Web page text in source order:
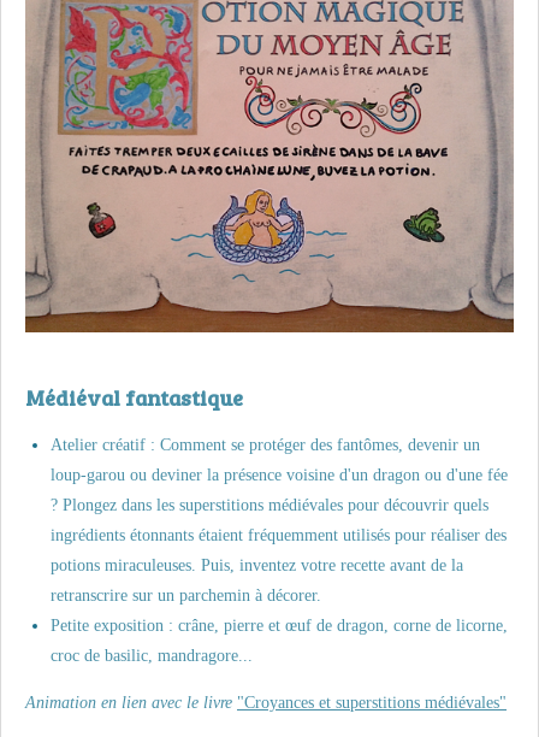
Médiéval fantastique
Atelier créatif : Comment se protéger des fantômes, devenir un
loup-garou ou deviner la présence voisine d'un dragon ou d'une fée
? Plongez dans les superstitions médiévales pour découvrir quels
ingrédients étonnants étaient fréquemment utilisés pour réaliser des
potions miraculeuses. Puis, inventez votre recette avant de la
retranscrire sur un parchemin à décorer.
Petite exposition : crâne, pierre et œuf de dragon, corne de licorne,
croc de basilic, mandragore...
Animation en lien avec le livre "Croyances et superstitions médiévales"